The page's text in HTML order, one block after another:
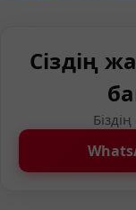
Сіздің